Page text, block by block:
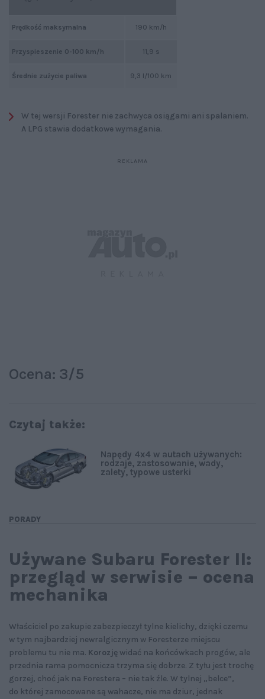
190 km/h
11,9 s
9,3 l/100 km
Prędkość maksymalna
Przyspieszenie 0-100 km/h
Średnie zużycie paliwa
W tej wersji Forester nie zachwyca osiągami ani spalaniem.
A LPG stawia dodatkowe wymagania.
Ocena: 3/5
Czytaj także:
PORADY
Napędy 4x4 w autach używanych:
rodzaje, zastosowanie, wady,
zalety, typowe usterki
Używane Subaru Forester II:
przegląd w serwisie – ocena
mechanika
Właściciel po zakupie zabezpieczył tylne kielichy, dzięki czemu
w tym najbardziej newralgicznym w Foresterze miejscu
problemu tu nie ma. Korozję widać na końcówkach progów, ale
przednia rama pomocnicza trzyma się dobrze. Z tyłu jest trochę
gorzej, choć jak na Forestera – nie tak źle. W tylnej „belce”,
do której zamocowane są wahacze, nie ma dziur, jednak